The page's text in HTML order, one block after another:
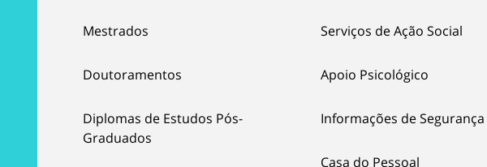
Mestrados
Doutoramentos
Diplomas de Estudos Pós-
Graduados
Serviços de Ação Social
Apoio Psicológico
Informações de Segurança
Casa do Pessoal